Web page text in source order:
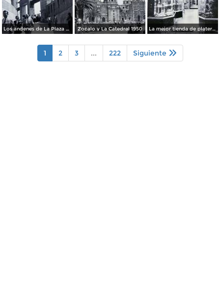
Los andenes de La Plaza de toros Ciudad de México 1950 Zocalo y La Catedral 1950 La mejor tienda de plateria.
1 2 3 ... 222 Siguiente